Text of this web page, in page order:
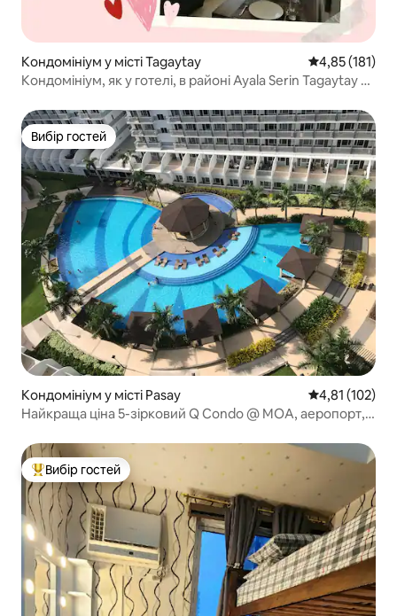
Кондомініум у місті Tagaytay Середня
4,85 (181)
Кондомініум, як у готелі, в районі Ayala Serin Tagaytay з
Вибір гостей
Вибір гостей
Кондомініум у місті Pasay Середня
4,81 (102)
Найкраща ціна 5-зірковий Q Condo @ MOA, аеропорт,
Топ вибір гостей
Вибір гостей